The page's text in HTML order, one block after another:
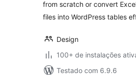
from scratch or convert
files into WordPress tables
Design
100+ de instalações
Testado com 6.9.6